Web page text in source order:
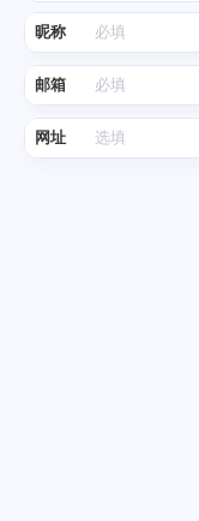
昵称
邮箱
网址